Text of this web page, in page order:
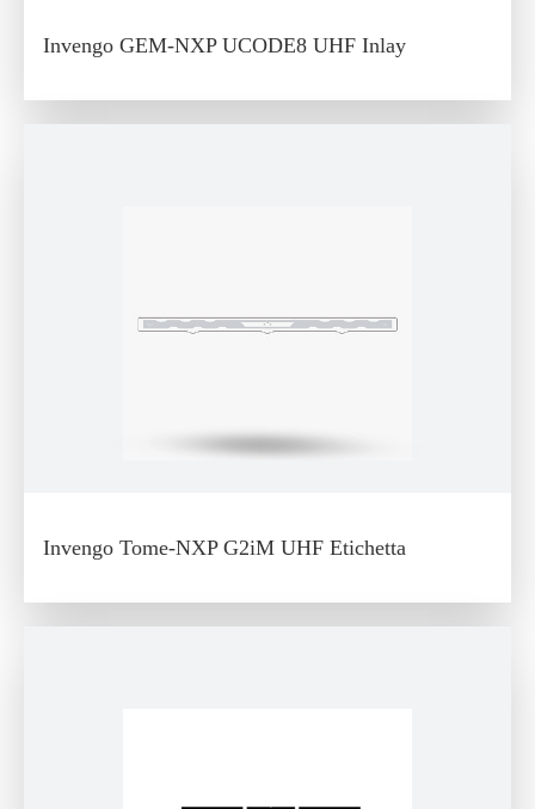
Invengo GEM-NXP UCODE8 UHF Inlay
Invengo Tome-NXP G2iM UHF Etichetta